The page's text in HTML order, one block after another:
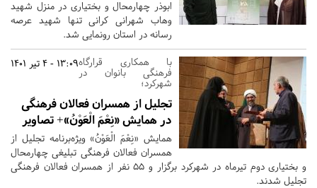
ابوذر چهارمحال و بختیاری در منزل شهید
وهاب شهرانی کرانی تنها شهید عرصه
رسانه در استان رونمایی شد.
13:09 - 4 تیر 1401با همکاری قرارگاه
فرهنگی بانوان در
شهرکرد؛
تجلیل از همسران فعالان فرهنگی
در همایش «نِعْمَ الْعَوْنُ»‌+ تصاویر
همایش «نِعْمَ الْعَوْنُ»‌ ویژه‌برنامه تجلیل از
همسران فعالان فرهنگی تبلیغی چهارمحال
و بختیاری دوم تیرماه در شهرکرد برگزار و 55 نفر از همسران فعالان فرهنگی
تجلیل شدند.